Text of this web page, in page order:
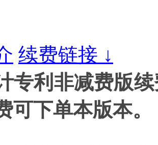
续费链接 ↓
专利非减费版
可下单本版本。